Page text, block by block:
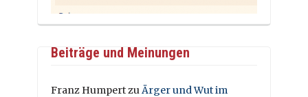
Beiträge und Meinungen
Franz HumpertzuÄrger und Wut im